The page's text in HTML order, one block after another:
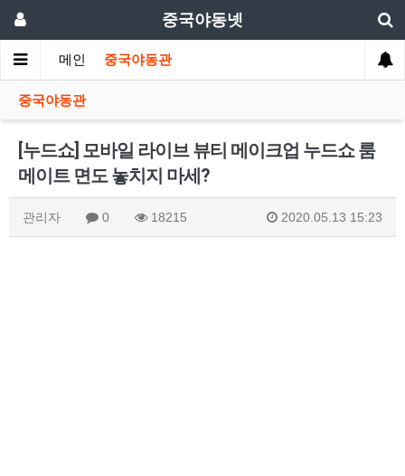
중국야동넷
메인 중국야동관
중국야동관
[누드쇼] 모바일 라이브 뷰티 메이크업 누드쇼 룸
메이트 면도 놓치지 마세?
관리자 0 18215 2020.05.13 15:23